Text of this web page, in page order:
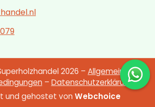
2026 – Allgemeine
– Datenschutzerklärung
und gehostet von Webchoice